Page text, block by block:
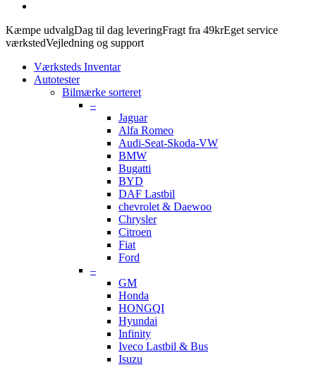
Kæmpe udvalgDag til dag leveringFragt fra 49krEget service
værkstedVejledning og support
Værksteds Inventar
Autotester
Bilmærke sorteret
–
Jaguar
Alfa Romeo
Audi-Seat-Skoda-VW
BMW
Bugatti
BYD
DAF Lastbil
chevrolet & Daewoo
Chrysler
Citroen
Fiat
Ford
–
GM
Honda
HONGQI
Hyundai
Infinity
Iveco Lastbil & Bus
Isuzu